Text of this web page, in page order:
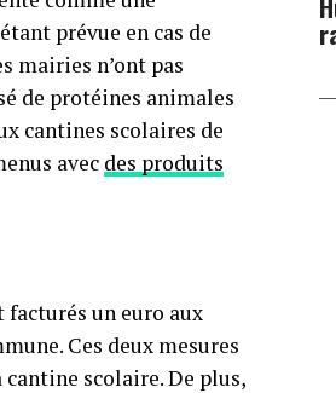
prévue en cas de
mairies n’ont pas
de protéines animales
cantines scolaires de
avec des produits
facturés un euro aux
Ces deux mesures
scolaire. De plus,